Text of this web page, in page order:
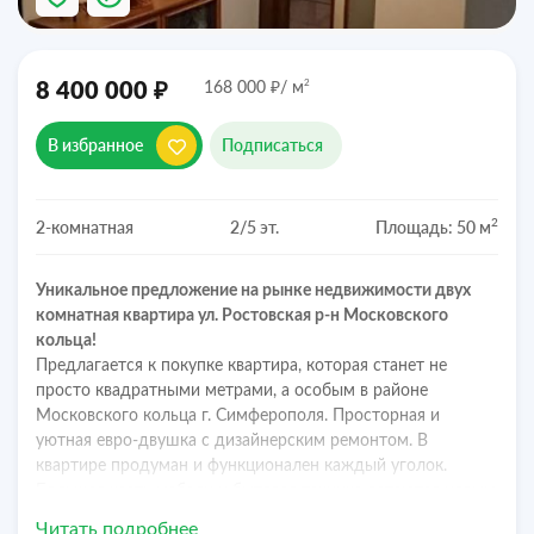
8 400 000 ₽ 168 000 ₽/ м2
В избранное Подписаться
2-комнатная 2/5 эт. Площадь: 50 м2
Уникальное предложение на рынке недвижимости двух
комнатная квартира ул. Ростовская р-н Московского
кольца!
Предлагается к покупке квартира, которая станет не
просто квадратными метрами, а особым в районе
Московского кольца г. Симферополя. Просторная и
уютная евро-двушка с дизайнерским ремонтом. В
квартире продуман и функционален каждый уголок.
Читать подробнее